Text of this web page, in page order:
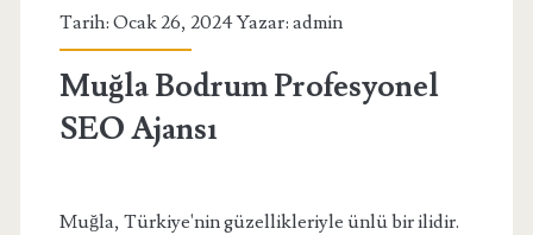
Tarih: Ocak 26, 2024 Yazar: admin
Muğla Bodrum Profesyonel
SEO Ajansı
Muğla, Türkiye'nin güzellikleriyle ünlü bir ilidir.